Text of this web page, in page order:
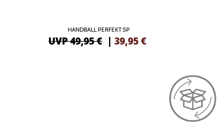
HANDBALL PERFEKT SP
UVP 49,95 € |39,95€